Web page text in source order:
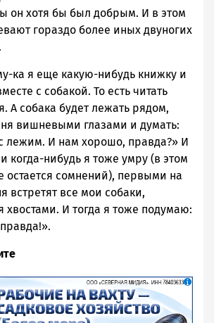
он хотя бы был добрым. И в этом
гораздо более иных двуногих
ка я еще какую-нибудь книжку и
с собакой. То есть читать
А собака будет лежать рядом,
вишневыми глазами и думать:
лежим. И нам хорошо, правда?» И
когда-нибудь я тоже умру (в этом
остается сомнений), первыми на
встретят все мои собаки,
хвостами. И тогда я тоже подумаю: